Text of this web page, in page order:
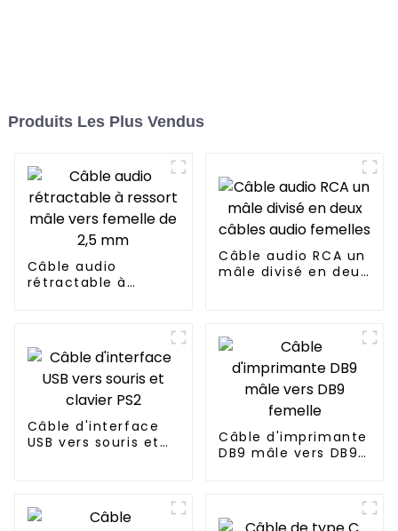
Produits Les Plus Vendus
Câble audio
rétractable à
Câble audio RCA un
mâle divisé en deux
Câble d'interface
USB vers souris et
Câble d'imprimante
DB9 mâle vers DB9